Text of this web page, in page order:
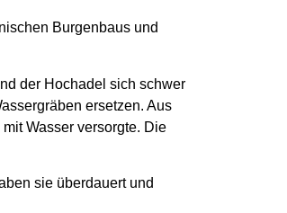
Burgenbaus und
der Hochadel sich schwer
ersetzen. Aus
Wasser versorgte. Die
sie überdauert und